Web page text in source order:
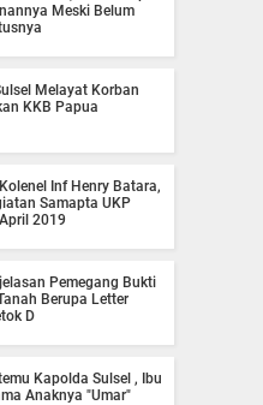
Meski Belum
Melayat Korban
KKB Papua
Inf Henry Batara,
Samapta UKP
2019
Pemegang Bukti
Berupa Letter
D
Kapolda Sulsel , Ibu
Anaknya "Umar"